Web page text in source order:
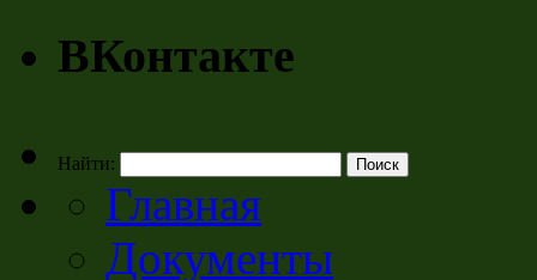
ВКонтакте
Найти:
Главная
Документы